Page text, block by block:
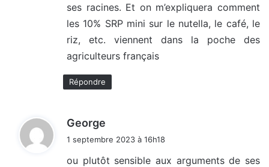
ses racines. Et on m’expliquera comment
les 10% SRP mini sur le nutella, le café, le
riz, etc. viennent dans la poche des
agriculteurs français
Répondre
George
1 septembre 2023 à 16h18
ou plutôt sensible aux arguments de ses